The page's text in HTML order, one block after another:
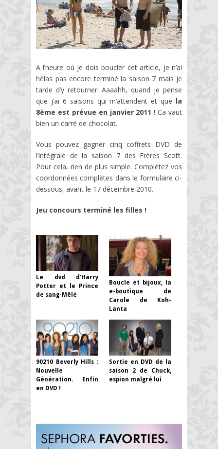
A l’heure où je dois boucler cet article, je n’ai
hélas pas encore terminé la saison 7 mais je
tarde d’y retourner. Aaaahh, quand je pense
que j’ai 6 saisons qui m’attendent et que la
8ème est prévue en janvier 2011! Ca vaut
bien un carré de chocolat.
Vous pouvez gagner cinq coffrets DVD de
l’intégrale de la saison 7 des Frères Scott.
Pour cela, rien de plus simple. Complétez vos
coordonnées complètes dans le formulaire ci-
dessous, avant le 17 décembre 2010.
Jeu concours terminé les filles !
Le dvd d'Harry
Potter et le Prince
de sang-Mêlé
Boucle et bijoux, la
e-boutique de
Carole de Koh-
Lanta
90210 Beverly Hills :
Nouvelle
Génération. Enfin
en DVD !
Sortie en DVD de la
saison 2 de Chuck,
espion malgré lui